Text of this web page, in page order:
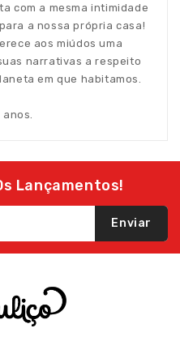
com a mesma intimidade
a nossa própria casa!
aos miúdos uma
narrativas a respeito
em que habitamos.
Lançamentos!
Enviar